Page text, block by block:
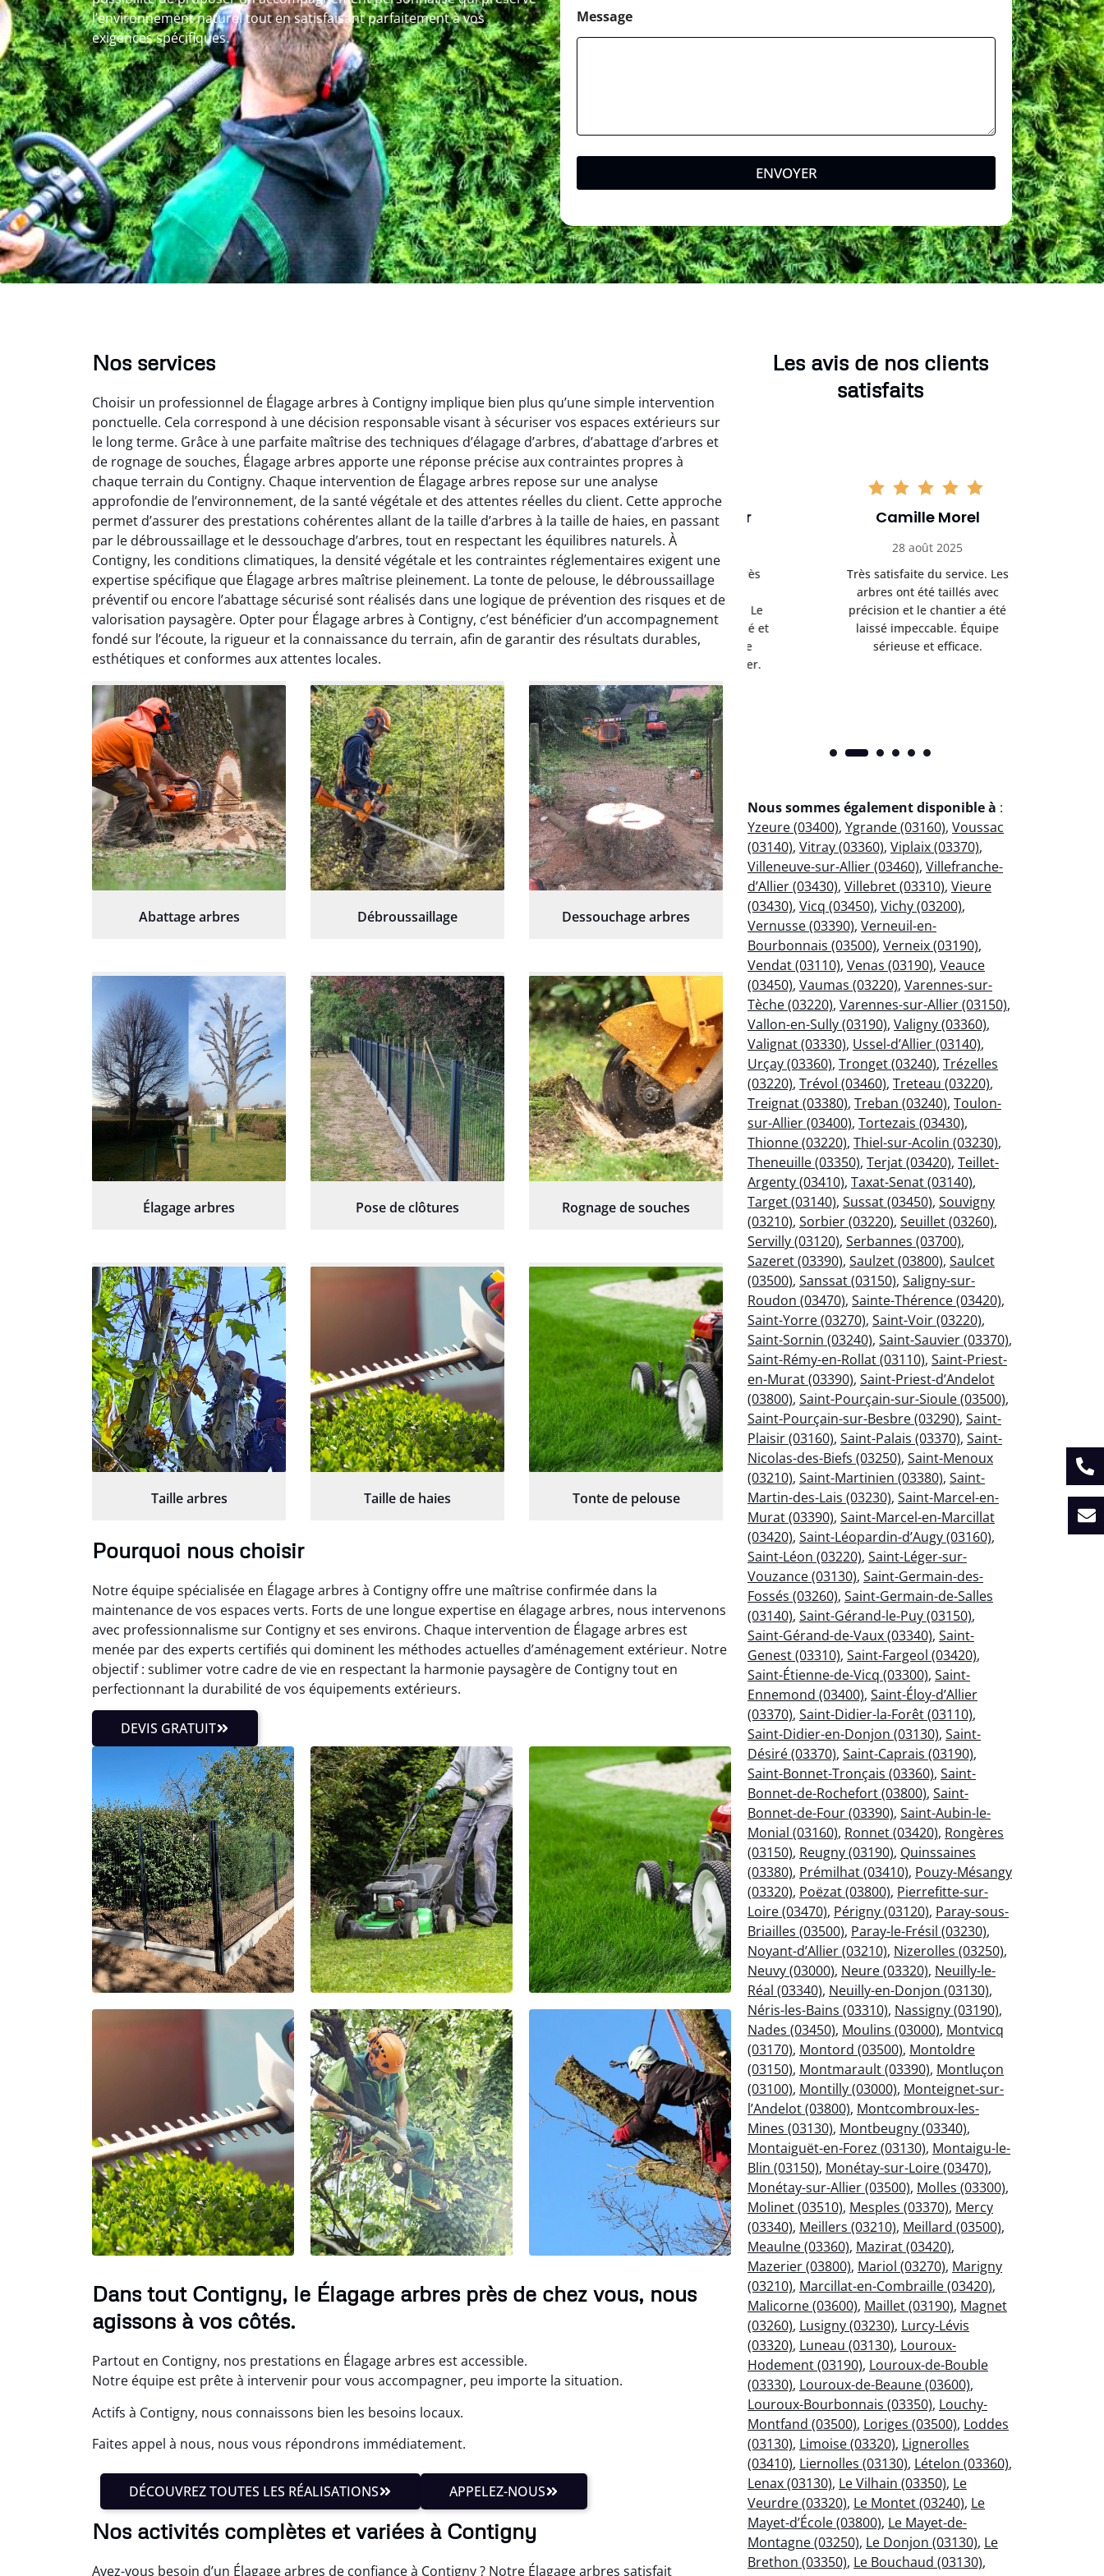
l’environnement naturel tout en satisfaisant parfaitement à vos
exigences spécifiques.
Message
ENVOYER
Nos services
Choisir un professionnel de Élagage arbres à Contigny implique bien plus qu’une simple intervention
ponctuelle. Cela correspond à une décision responsable visant à sécuriser vos espaces extérieurs sur
le long terme. Grâce à une parfaite maîtrise des techniques d’élagage d’arbres, d’abattage d’arbres et
de rognage de souches, Élagage arbres apporte une réponse précise aux contraintes propres à
chaque terrain du Contigny. Chaque intervention de Élagage arbres repose sur une analyse
approfondie de l’environnement, de la santé végétale et des attentes réelles du client. Cette approche
permet d’assurer des prestations cohérentes allant de la taille d’arbres à la taille de haies, en passant
par le débroussaillage et le dessouchage d’arbres, tout en respectant les équilibres naturels. À
Contigny, les conditions climatiques, la densité végétale et les contraintes réglementaires exigent une
expertise spécifique que Élagage arbres maîtrise pleinement. La tonte de pelouse, le débroussaillage
préventif ou encore l’abattage sécurisé sont réalisés dans une logique de prévention des risques et de
valorisation paysagère. Opter pour Élagage arbres à Contigny, c’est bénéficier d’un accompagnement
fondé sur l’écoute, la rigueur et la connaissance du terrain, afin de garantir des résultats durables,
esthétiques et conformes aux attentes locales.
Abattage arbres Débroussaillage Dessouchage arbres
Élagage arbres Pose de clôtures Rognage de souches
Taille arbres Taille de haies Tonte de pelouse
Pourquoi nous choisir
Notre équipe spécialisée en Élagage arbres à Contigny offre une maîtrise confirmée dans la
maintenance de vos espaces verts. Forts de une longue expertise en élagage arbres, nous intervenons
avec professionnalisme sur Contigny et ses environs. Chaque intervention de Élagage arbres est
menée par des experts certifiés qui dominent les méthodes actuelles d’aménagement extérieur. Notre
objectif : sublimer votre cadre de vie en respectant la harmonie paysagère de Contigny tout en
perfectionnant la durabilité de vos équipements extérieurs.
DEVIS GRATUIT
Dans tout Contigny, le Élagage arbres près de chez vous, nous
agissons à vos côtés.
Partout en Contigny, nos prestations en Élagage arbres est accessible.
Notre équipe est prête à intervenir pour vous accompagner, peu importe la situation.
Actifs à Contigny, nous connaissons bien les besoins locaux.
Faites appel à nous, nous vous répondrons immédiatement.
DÉCOUVREZ TOUTES LES RÉALISATIONS APPELEZ-NOUS
Nos activités complètes et variées à Contigny
Avez-vous besoin d’un Élagage arbres de confiance à Contigny ? Notre Élagage arbres satisfait
Les avis de nos clients
satisfaits
Soraya Benali
07 février 2026
Service irréprochable du
début à la fin. Les arbres ont
été parfaitement entretenus
et le nettoyage après
intervention est impeccable.
Je recommande vivement.
Léandro Vasseur
12 juillet 2025
Intervention rapide et très
professionnelle pour
l’élagage de mes arbres. Le
travail est propre, sécurisé et
parfaitement réalisé. Je
Camille Morel
28 août 2025
Très satisfaite du service. Les
arbres ont été taillés avec
précision et le chantier a été
laissé impeccable. Équipe
sérieuse et efficace.
Nous sommes également disponible à :
Yzeure (03400), Ygrande (03160), Voussac
(03140), Vitray (03360), Viplaix (03370),
Villeneuve-sur-Allier (03460), Villefranche-
d’Allier (03430), Villebret (03310), Vieure
(03430), Vicq (03450), Vichy (03200),
Vernusse (03390), Verneuil-en-
Bourbonnais (03500), Verneix (03190),
Vendat (03110), Venas (03190), Veauce
(03450), Vaumas (03220), Varennes-sur-
Tèche (03220), Varennes-sur-Allier (03150),
Vallon-en-Sully (03190), Valigny (03360),
Valignat (03330), Ussel-d’Allier (03140),
Urçay (03360), Tronget (03240), Trézelles
(03220), Trévol (03460), Treteau (03220),
Treignat (03380), Treban (03240), Toulon-
sur-Allier (03400), Tortezais (03430),
Thionne (03220), Thiel-sur-Acolin (03230),
Theneuille (03350), Terjat (03420), Teillet-
Argenty (03410), Taxat-Senat (03140),
Target (03140), Sussat (03450), Souvigny
(03210), Sorbier (03220), Seuillet (03260),
Servilly (03120), Serbannes (03700),
Sazeret (03390), Saulzet (03800), Saulcet
(03500), Sanssat (03150), Saligny-sur-
Roudon (03470), Sainte-Thérence (03420),
Saint-Yorre (03270), Saint-Voir (03220),
Saint-Sornin (03240), Saint-Sauvier (03370),
Saint-Rémy-en-Rollat (03110), Saint-Priest-
en-Murat (03390), Saint-Priest-d’Andelot
(03800), Saint-Pourçain-sur-Sioule (03500),
Saint-Pourçain-sur-Besbre (03290), Saint-
Plaisir (03160), Saint-Palais (03370), Saint-
Nicolas-des-Biefs (03250), Saint-Menoux
(03210), Saint-Martinien (03380), Saint-
Martin-des-Lais (03230), Saint-Marcel-en-
Murat (03390), Saint-Marcel-en-Marcillat
(03420), Saint-Léopardin-d’Augy (03160),
Saint-Léon (03220), Saint-Léger-sur-
Vouzance (03130), Saint-Germain-des-
Fossés (03260), Saint-Germain-de-Salles
(03140), Saint-Gérand-le-Puy (03150),
Saint-Gérand-de-Vaux (03340), Saint-
Genest (03310), Saint-Fargeol (03420),
Saint-Étienne-de-Vicq (03300), Saint-
Ennemond (03400), Saint-Éloy-d’Allier
(03370), Saint-Didier-la-Forêt (03110),
Saint-Didier-en-Donjon (03130), Saint-
Désiré (03370), Saint-Caprais (03190),
Saint-Bonnet-Tronçais (03360), Saint-
Bonnet-de-Rochefort (03800), Saint-
Bonnet-de-Four (03390), Saint-Aubin-le-
Monial (03160), Ronnet (03420), Rongères
(03150), Reugny (03190), Quinssaines
(03380), Prémilhat (03410), Pouzy-Mésangy
(03320), Poëzat (03800), Pierrefitte-sur-
Loire (03470), Périgny (03120), Paray-sous-
Briailles (03500), Paray-le-Frésil (03230),
Noyant-d’Allier (03210), Nizerolles (03250),
Neuvy (03000), Neure (03320), Neuilly-le-
Réal (03340), Neuilly-en-Donjon (03130),
Néris-les-Bains (03310), Nassigny (03190),
Nades (03450), Moulins (03000), Montvicq
(03170), Montord (03500), Montoldre
(03150), Montmarault (03390), Montluçon
(03100), Montilly (03000), Monteignet-sur-
l’Andelot (03800), Montcombroux-les-
Mines (03130), Montbeugny (03340),
Montaiguët-en-Forez (03130), Montaigu-le-
Blin (03150), Monétay-sur-Loire (03470),
Monétay-sur-Allier (03500), Molles (03300),
Molinet (03510), Mesples (03370), Mercy
(03340), Meillers (03210), Meillard (03500),
Meaulne (03360), Mazirat (03420),
Mazerier (03800), Mariol (03270), Marigny
(03210), Marcillat-en-Combraille (03420),
Malicorne (03600), Maillet (03190), Magnet
(03260), Lusigny (03230), Lurcy-Lévis
(03320), Luneau (03130), Louroux-
Hodement (03190), Louroux-de-Bouble
(03330), Louroux-de-Beaune (03600),
Louroux-Bourbonnais (03350), Louchy-
Montfand (03500), Loriges (03500), Loddes
(03130), Limoise (03320), Lignerolles
(03410), Liernolles (03130), Lételon (03360),
Lenax (03130), Le Vilhain (03350), Le
Veurdre (03320), Le Montet (03240), Le
Mayet-d’École (03800), Le Mayet-de-
Montagne (03250), Le Donjon (03130), Le
Brethon (03350), Le Bouchaud (03130),